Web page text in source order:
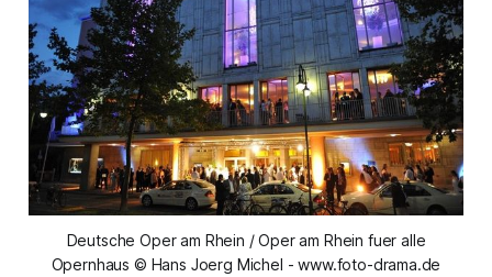
Deutsche Oper am Rhein / Oper am Rhein fuer alle
Opernhaus © Hans Joerg Michel - www.foto-drama.de